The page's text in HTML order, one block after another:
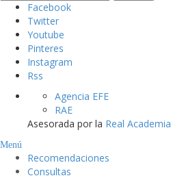
Facebook
Twitter
Youtube
Pinteres
Instagram
Rss
Agencia EFE
RAE
Asesorada por la Real
Menú
Recomendaciones
Consultas